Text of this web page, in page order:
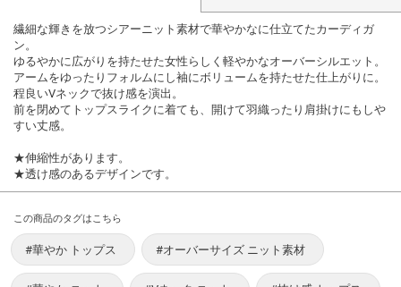
繊細な輝きを放つシアーニット素材で華やかなに仕立てたカーディガ
ン。
ゆるやかに広がりを持たせた女性らしく軽やかなオーバーシルエット。
アームをゆったりフォルムにし袖にボリュームを持たせた仕上がりに。
程良いVネックで抜け感を演出。
前を閉めてトップスライクに着ても、開けて羽織ったり肩掛けにもしや
すい丈感。
★伸縮性があります。
★透け感のあるデザインです。
この商品のタグはこちら
#華やか トップス #オーバーサイズ ニット素材